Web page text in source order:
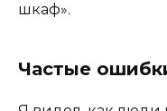
шкаф».
Частые